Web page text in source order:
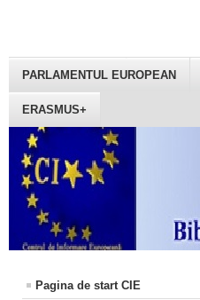
PARLAMENTUL EUROPEAN
ERASMUS+
Pagina de start CIE